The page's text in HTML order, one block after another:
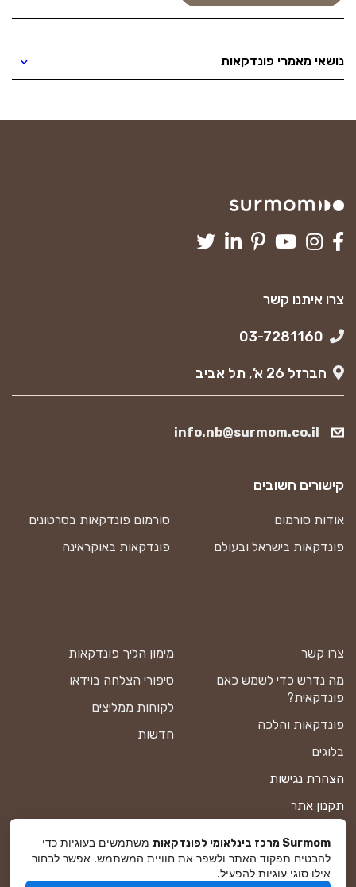
נושאי מאמרי פונדקאות
צרו איתנו קשר
הברזל 26 א’, תל אביב
info.nb@surmom.co.il
צרו קשר
מה נדרש כדי לשמש כאם
פונדקאית?
פונדקאות והלכה
בלוגים
הצהרת נגישות
תקנון אתר
מפת אתר
מימון הליך פונדקאות
סיפורי הצלחה בוידאו
לקוחות ממליצים
חדשות
קישורים חשובים
אודות סורמום
סורמום פונדקאות בסרטונים
פונדקאות בישראל ובעולם
פונדקאות באוקראינה
Surmom מרכז בינלאומי לפונדקאות
משתמשים בעוגיות כדי
להבטיח תפקוד האתר ולשפר את חוויית המשתמש. אפשר לבחור
אילו סוגי עוגיות להפעיל.